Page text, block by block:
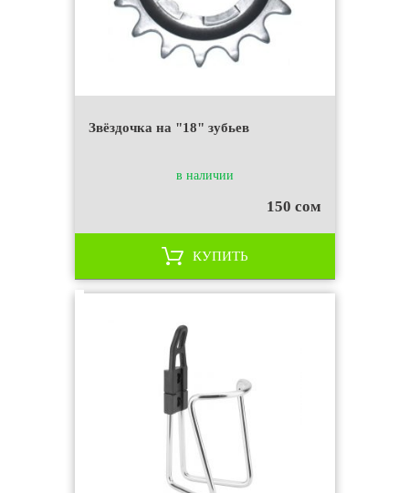
Звёздочка на "18" зубьев
в наличии
150 сом
КУПИТЬ